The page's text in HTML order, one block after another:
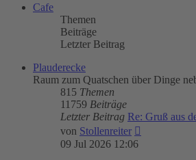
Cafe
Themen
Beiträge
Letzter Beitrag
Plauderecke
Raum zum Quatschen über Dinge
815 Themen
11759 Beiträge
Letzter Beitrag Re: Gruß aus
von Stollenreiter
09 Jul 2026 12:06